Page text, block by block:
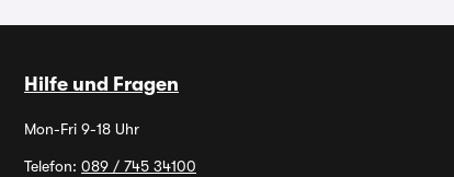
Hilfe und Fragen
Mon-Fri 9-18 Uhr
Telefon: 089 / 745 34100